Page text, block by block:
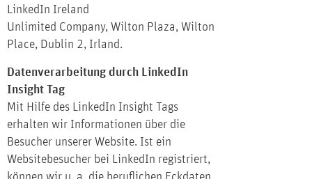
LinkedIn Ireland
Unlimited Company, Wilton Plaza, Wilton
Place, Dublin 2, Irland.
Datenverarbeitung durch LinkedIn
Insight Tag
Mit Hilfe des LinkedIn Insight Tags
erhalten wir Informationen über die
Besucher unserer Website. Ist ein
Websitebesucher bei LinkedIn registriert,